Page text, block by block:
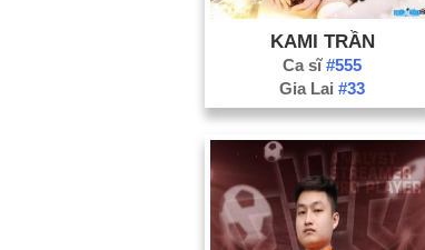
KAMI TRẦN
Ca sĩ#555
Gia Lai#33